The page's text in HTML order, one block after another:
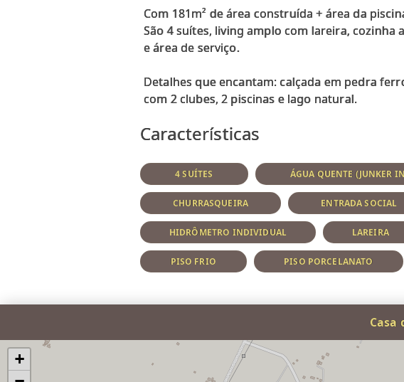
Com 181m² de área construída + área da
São 4 suítes, living amplo com lareira,
e área de serviço.
Detalhes que encantam: calçada em pedra
Características
4 SUÍTES ÁGUA QUENTE (JUNKER
CHURRASQUEIRA ENTRADA SOCIAL
HIDRÔMETRO INDIVIDUAL LAREIRA
PISO FRIO PISO PORCELANATO
Casa
+